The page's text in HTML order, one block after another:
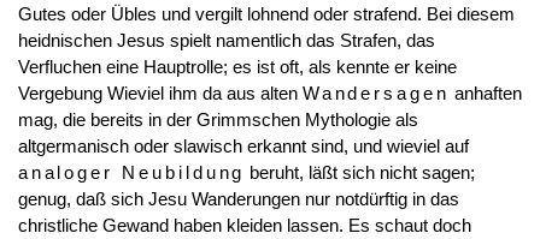
Gutes oder Übles und vergilt lohnend oder strafend. Bei diesem
heidnischen Jesus spielt namentlich das Strafen, das
Verfluchen eine Hauptrolle; es ist oft, als kennte er keine
Vergebung Wieviel ihm da aus alten Wandersagen anhaften
mag, die bereits in der Grimmschen Mythologie als
altgermanisch oder slawisch erkannt sind, und wieviel auf
analoger Neubildung beruht, läßt sich nicht sagen;
genug, daß sich Jesu Wanderungen nur notdürftig in das
christliche Gewand haben kleiden lassen. Es schaut doch